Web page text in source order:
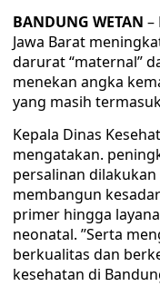
BANDUNG WETAN –
Jawa Barat
darurat “maternal”
menekan angka
yang masih
Kepala Dinas
mengatakan.
persalinan
membangun
primer hingga
neonatal. ’’Serta
berkualitas dan
kesehatan di